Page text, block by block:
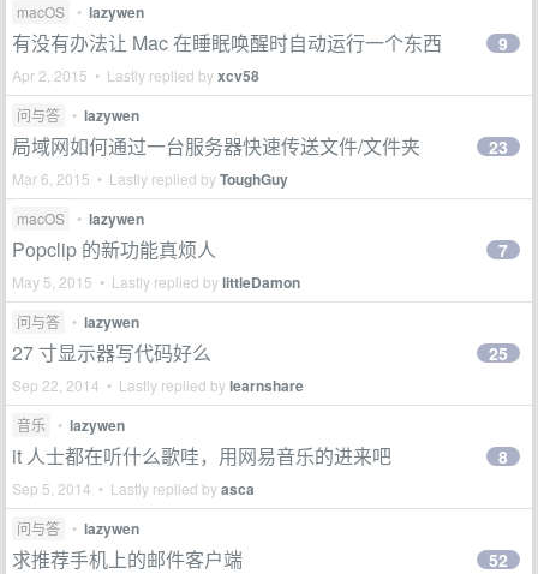
macOS • lazywen
有没有办法让 Mac 在睡眠唤醒时自动运行一个东西
Apr 2, 2015 • Lastly replied byxcv58
9
问与答 • lazywen
局域网如何通过一台服务器快速传送文件/文件夹
Mar 6, 2015 • Lastly replied byToughGuy
23
macOS • lazywen
Popclip 的新功能真烦人
May 5, 2015 • Lastly replied bylittleDamon
7
问与答 • lazywen
27 寸显示器写代码好么
Sep 22, 2014 • Lastly replied bylearnshare
25
音乐 • lazywen
it 人士都在听什么歌哇，用网易音乐的进来吧
Sep 5, 2014 • Lastly replied byasca
8
问与答 • lazywen
求推荐手机上的邮件客户端 52